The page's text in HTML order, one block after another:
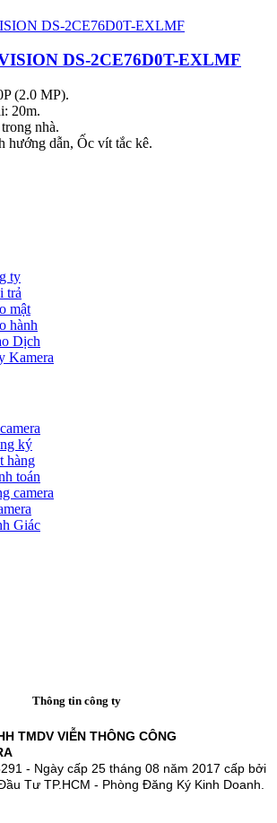
DS-2CE76D0T-EXLMF
(2.0 MP).
20m.
nhà.
hướng dẫn, Ốc vít tắc kê.
ty
trả
mật
hành
Dịch
Kamera
ký
hàng
toán
camera
Giác
Thông tin công ty
TMDV VIỄN THÔNG CÔNG
- Ngày cấp 25 tháng 08 năm 2017 cấp bởi
Tư TP.HCM - Phòng Đăng Ký Kinh Doanh.